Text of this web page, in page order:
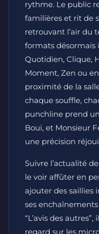
rythme. Le public
familières et rit de
retrouvant l’air du
formats
Quotidien, Clique,
Moment, Zen ou
proximité de la
chaque souffle,
punchline prend
Boui, et Monsieur
une précision
Suivre l’actualité
le voir affûter en
ajouter des saillies
ses
“L’avis des
regard sur les